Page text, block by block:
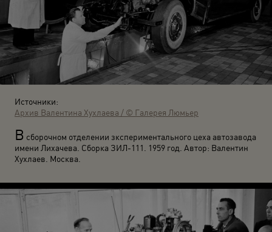
Источники:
Архив Валентина Хухлаева / © Галерея Люмьер
В сборочном отделении зкспериментального цеха автозавода
имени Лихачева. Сборка ЗИЛ-111. 1959 год. Автор: Валентин
Хухлаев. Москва.